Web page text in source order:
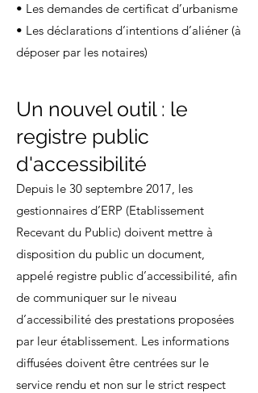
• Les demandes de certificat d’urbanisme
• Les déclarations d’intentions d’aliéner (à
déposer par les notaires)
Un nouvel outil : le
registre public
d'accessibilité
Depuis le 30 septembre 2017, les
gestionnaires d’ERP (Etablissement
Recevant du Public) doivent mettre à
disposition du public un document,
appelé registre public d’accessibilité, afin
de communiquer sur le niveau
d’accessibilité des prestations proposées
par leur établissement. Les informations
diffusées doivent être centrées sur le
service rendu et non sur le strict respect